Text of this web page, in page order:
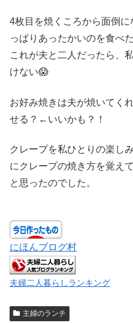
4枚目を焼くころから面倒
っぱりあったかいのを食べ
これが夫と二人だったら、
けない😱
お好み焼きは夫が焼いてく
せる？←いいかも？！
クレープを私ひとりの楽し
にクレープの焼き方を覚え
と思ったのでした。
にほんブログ村
夫婦二人暮らしランキング
主婦のランチ